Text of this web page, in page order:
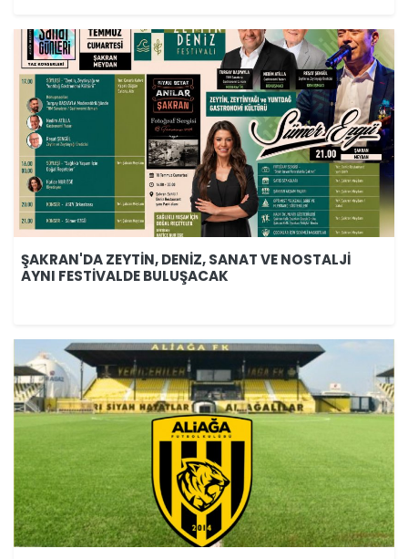
ŞAKRAN'DA ZEYTİN, DENİZ, SANAT VE NOSTALJİ
AYNI FESTİVALDE BULUŞACAK